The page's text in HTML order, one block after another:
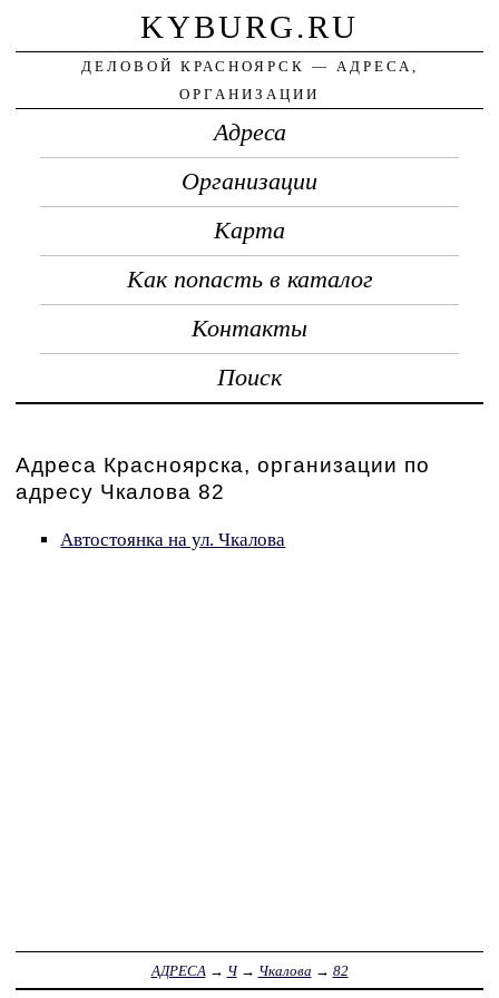
KYBURG.RU
ДЕЛОВОЙ КРАСНОЯРСК — АДРЕСА,
ОРГАНИЗАЦИИ
Адреса
Организации
Карта
Как попасть в каталог
Контакты
Поиск
Адреса Красноярска, организации по
адресу Чкалова 82
Автостоянка на ул. Чкалова
АДРЕСА → Ч→ Чкалова → 82